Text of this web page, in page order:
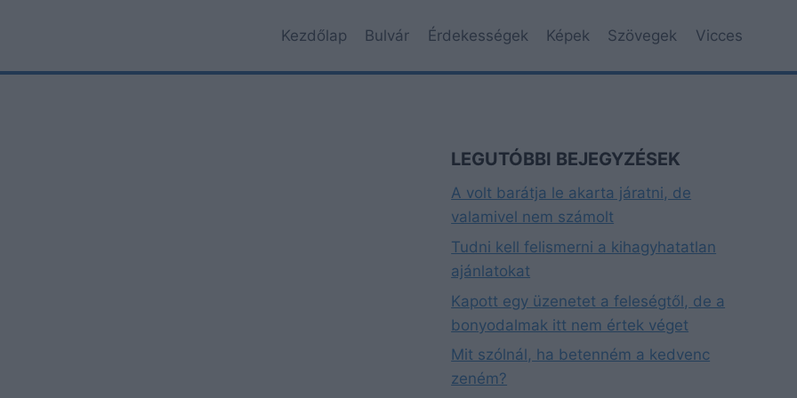
Kezdőlap Bulvár Érdekességek Képek Szövegek Vicces
LEGUTÓBBI BEJEGYZÉSEK
A volt barátja le akarta járatni, de
valamivel nem számolt
Tudni kell felismerni a kihagyhatatlan
ajánlatokat
Kapott egy üzenetet a feleségtől, de a
bonyodalmak itt nem értek véget
Mit szólnál, ha betenném a kedvenc
zeném?